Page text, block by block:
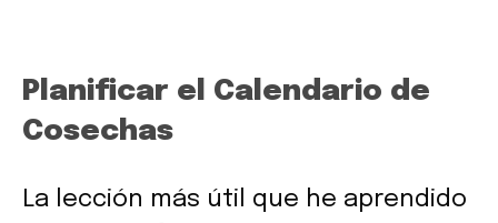
Planificar el Calendario de
Cosechas
La lección más útil que he aprendido